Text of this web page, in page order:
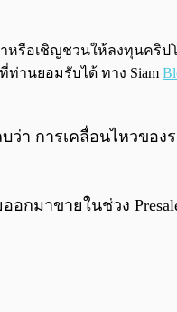
รือเชิญชวนให้ลงทุนคริป
านยอมรับได้ ทาง Siam
ว่า การเคลื่อนไหวของ
อกมาขายในช่วง